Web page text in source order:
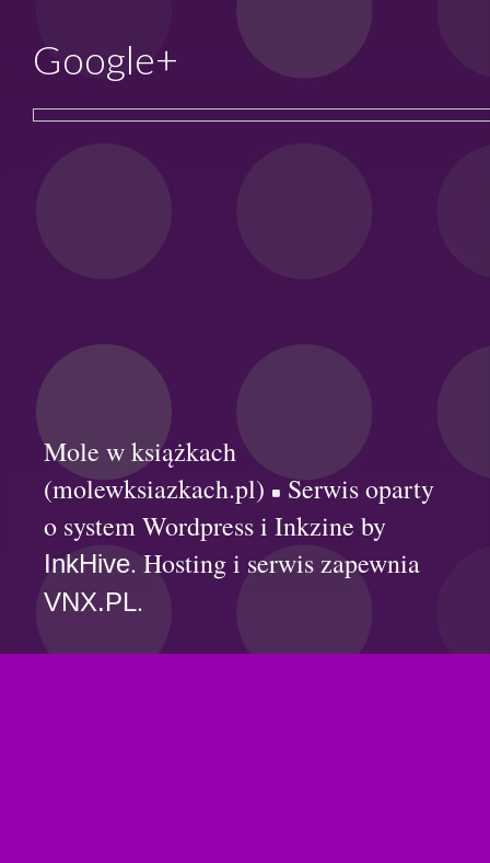
Google+
Mole w książkach
(molewksiazkach.pl)
Serwis oparty
o system Wordpress i Inkzine by
InkHive. Hosting i serwis zapewnia
VNX.PL.